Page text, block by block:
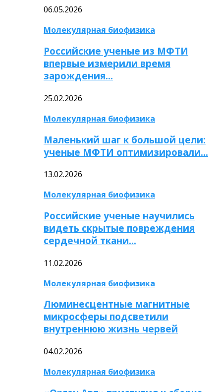
06.05.2026
Молекулярная биофизика
Российские ученые из МФТИ
впервые измерили время
зарождения…
25.02.2026
Молекулярная биофизика
Маленький шаг к большой цели:
ученые МФТИ оптимизировали…
13.02.2026
Молекулярная биофизика
Российские ученые научились
видеть скрытые повреждения
сердечной ткани…
11.02.2026
Молекулярная биофизика
Люминесцентные магнитные
микросферы подсветили
внутреннюю жизнь червей
04.02.2026
Молекулярная биофизика